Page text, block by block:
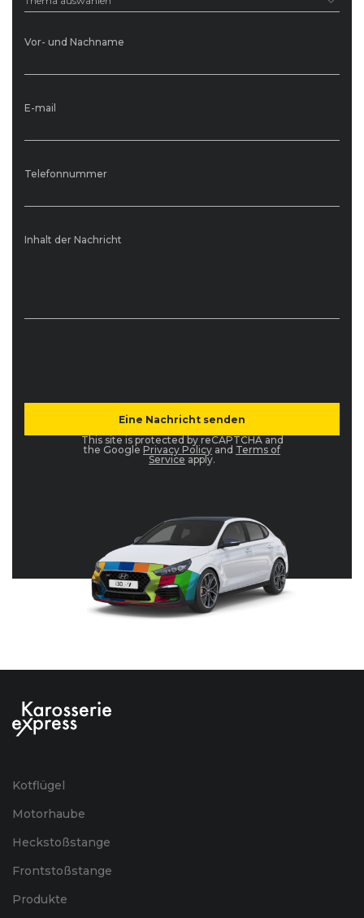
Vor- und Nachname
E-mail
Telefonnummer
Inhalt der Nachricht
This site is protected by reCAPTCHA and
the Google Privacy Policy and Terms of
Service apply.
Kotflügel
Motorhaube
Heckstoßstange
Frontstoßstange
Produkte